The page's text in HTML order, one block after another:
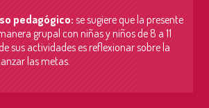
pedagógico: se sugiere que la presente
grupal con niñas y niños de 8 a 11
sus actividades es reflexionar sobre la
las metas.